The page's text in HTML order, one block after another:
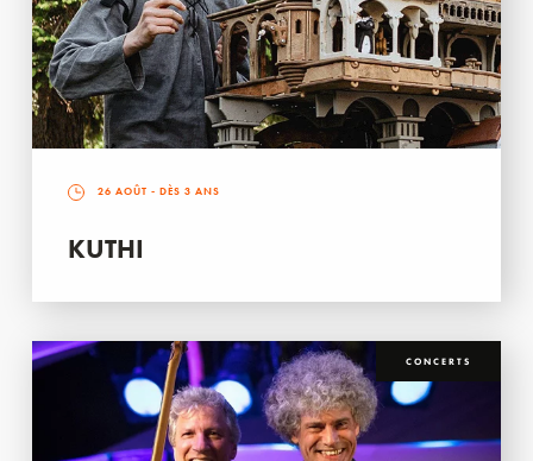
26 AOÛT - DÈS 3 ANS
KUTHI
CONCERTS